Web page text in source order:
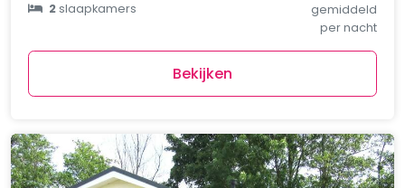
2slaapkamers
gemiddeld
per nacht
Bekijken